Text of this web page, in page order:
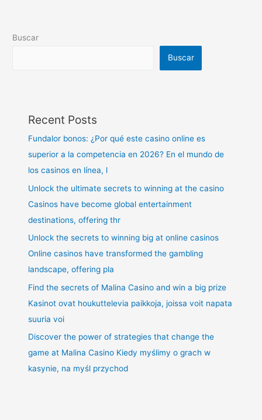
Buscar
Buscar
Recent Posts
Fundalor bonos: ¿Por qué este casino online es
superior a la competencia en 2026? En el mundo de
los casinos en línea, l
Unlock the ultimate secrets to winning at the casino
Casinos have become global entertainment
destinations, offering thr
Unlock the secrets to winning big at online casinos
Online casinos have transformed the gambling
landscape, offering pla
Find the secrets of Malina Casino and win a big prize
Kasinot ovat houkuttelevia paikkoja, joissa voit napata
suuria voi
Discover the power of strategies that change the
game at Malina Casino Kiedy myślimy o grach w
kasynie, na myśl przychod